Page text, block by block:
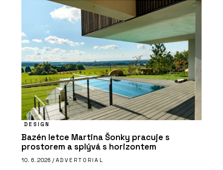
DESIGN
Bazén letce Martina Šonky pracuje s
prostorem a splývá s horizontem
10. 6. 2026 / ADVERTORIAL